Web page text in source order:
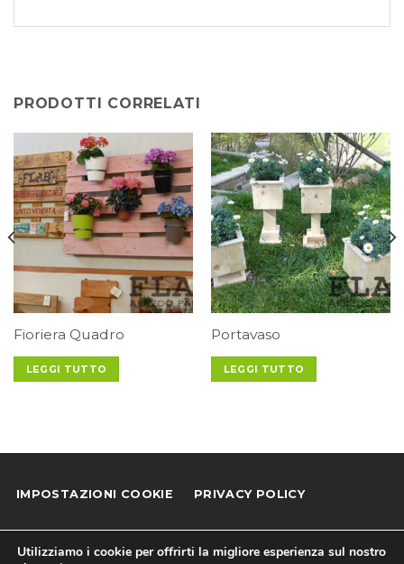
PRODOTTI CORRELATI
Fioriera Quadro
LEGGI TUTTO
Portavaso
LEGGI TUTTO
IMPOSTAZIONI COOKIE PRIVACY POLICY
COOKIE POLICY NEWSLETTER AIUTI DI STATO
Utilizziamo i cookie per offrirti la migliore esperienza sul nostro